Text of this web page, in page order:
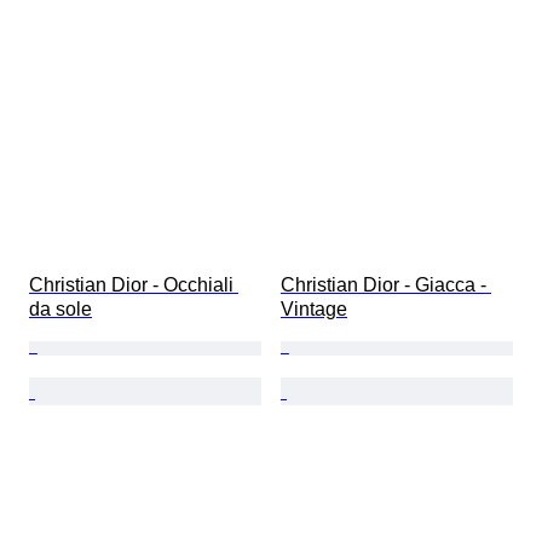
Christian Dior - Occhiali
da sole
Christian Dior - Giacca -
Vintage